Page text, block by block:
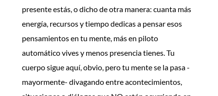
presente estás, o dicho de otra manera: cuanta más
energía, recursos y tiempo dedicas a pensar esos
pensamientos en tu mente, más en piloto
automático vives y menos presencia tienes. Tu
cuerpo sigue aquí, obvio, pero tu mente se la pasa -
mayormente- divagando entre acontecimientos,